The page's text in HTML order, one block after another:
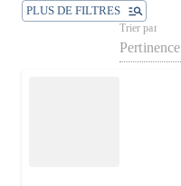
PLUS DE FILTRES
Trier par
Pertinence